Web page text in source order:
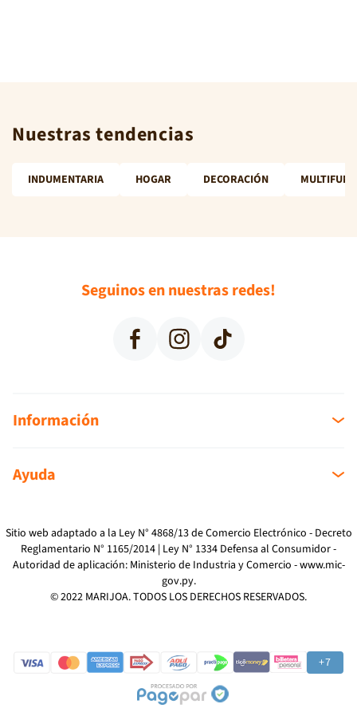
Nuestras tendencias
INDUMENTARIA HOGAR DECORACIÓN
Seguinos en nuestras redes!
Facebook Instagram TikTok
Información
Sucursales
Ayuda
Devoluciones
Reclamos
Preguntas Frecuentes
Términos y Condiciones
Sitio web adaptado a la Ley N° 4868/13 de Comercio Electrónico - Decreto
Reglamentario N° 1165/2014 | Ley N° 1334 Defensa al Consumidor -
Autoridad de aplicación: Ministerio de Industria y Comercio -www.mic-
gov.py.
© 2022 MARIJOA. TODOS LOS DERECHOS RESERVADOS.